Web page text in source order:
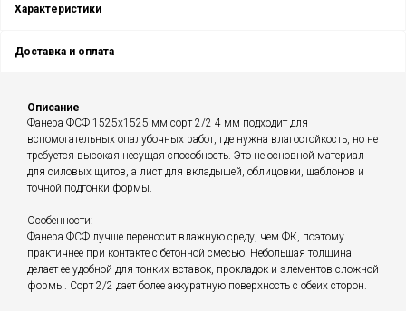
Характеристики
Доставка и оплата
Описание
Фанера ФСФ 1525х1525 мм сорт 2/2 4 мм подходит для
вспомогательных опалубочных работ, где нужна влагостойкость, но не
требуется высокая несущая способность. Это не основной материал
для силовых щитов, а лист для вкладышей, облицовки, шаблонов и
точной подгонки формы.
Особенности:
Фанера ФСФ лучше переносит влажную среду, чем ФК, поэтому
практичнее при контакте с бетонной смесью. Небольшая толщина
делает ее удобной для тонких вставок, прокладок и элементов сложной
формы. Сорт 2/2 дает более аккуратную поверхность с обеих сторон.